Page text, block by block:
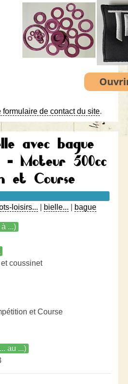
de contact du site.
avec bague
- Moteur 500cc
et Course
loisirs... bielle... bague
...)
coussinet
et Course
au ...)